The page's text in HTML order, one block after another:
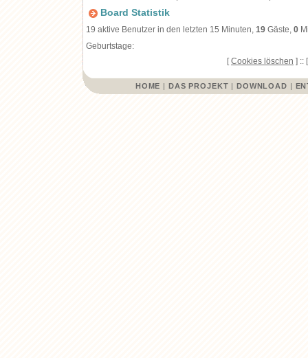
Board Statistik
19 aktive Benutzer in den letzten 15 Minuten, 19 Gäste, 0
Geburtstage:
[Cookies löschen ] ::
HOME | DAS PROJEKT | DOWNLOAD |